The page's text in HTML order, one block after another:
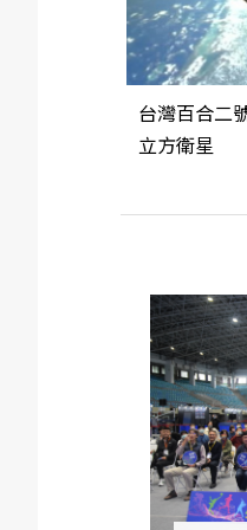
台灣百合二
立方衛星